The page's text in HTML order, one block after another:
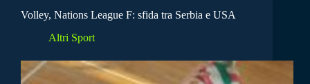
Volley, Nations League F: sfida tra Serbia e USA
Altri Sport